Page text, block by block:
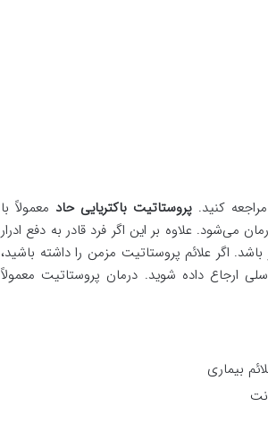
کنید. پروستاتیت باکتریایی حاد معمولاً با
می‌شود. علاوه بر این اگر فرد قادر به دفع ادرار
اگر علائم پروستاتیت مزمن را داشته باشید،
داده شوید. درمان پروستاتیت معمولاً
بیماری